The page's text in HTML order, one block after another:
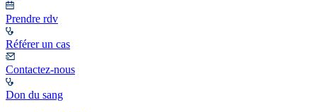
Prendre rdv
Référer un cas
Contactez-nous
Don du sang